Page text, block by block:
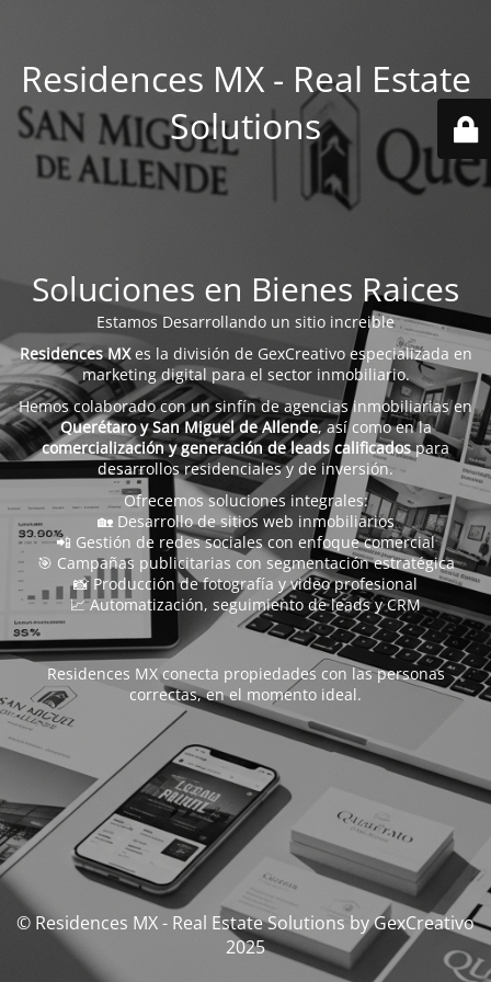
Residences MX - Real Estate
Solutions
Soluciones en Bienes Raices
Estamos Desarrollando un sitio increible
Residences MXes la división de GexCreativo especializada en
marketing digital para el sector inmobiliario.
Hemos colaborado con un sinfín de agencias inmobiliarias en
Querétaro y San Miguel de Allende, así como en la
comercialización y generación de leads calificadospara
desarrollos residenciales y de inversión.
Ofrecemos soluciones integrales:
🏡 Desarrollo de sitios web inmobiliarios
📲 Gestión de redes sociales con enfoque comercial
🎯 Campañas publicitarias con segmentación estratégica
📸 Producción de fotografía y video profesional
📈 Automatización, seguimiento de leads y CRM
Residences MX conecta propiedades con las personas
correctas, en el momento ideal.
© Residences MX - Real Estate Solutions by GexCreativo
2025